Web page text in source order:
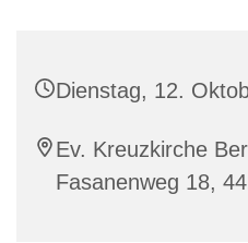
Dienstag, 12.
Ev. Kreuzkirche
Fasanenweg 18,